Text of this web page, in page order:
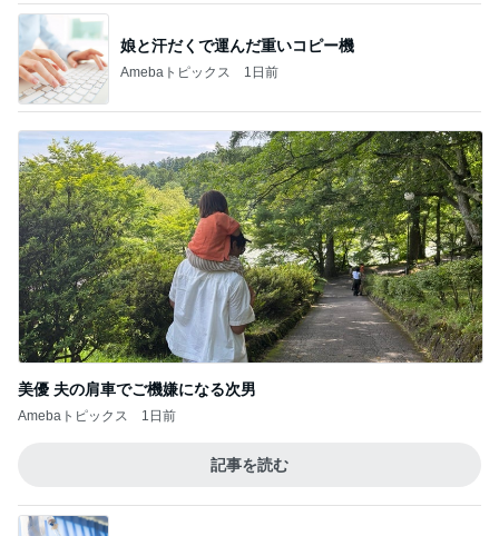
娘と汗だくで運んだ重いコピー機
Amebaトピックス 1日前
美優 夫の肩車でご機嫌になる次男
Amebaトピックス 1日前
記事を読む